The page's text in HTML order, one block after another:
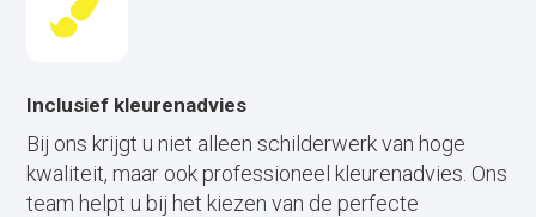
Inclusief kleurenadvies
Bij ons krijgt u niet alleen schilderwerk van hoge
kwaliteit, maar ook professioneel kleurenadvies. Ons
team helpt u bij het kiezen van de perfecte